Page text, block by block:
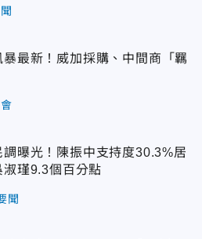
暴最新！威加採購、中間商「羈
調曝光！陳振中支持度30.3%居
瑾9.3個百分點
聞